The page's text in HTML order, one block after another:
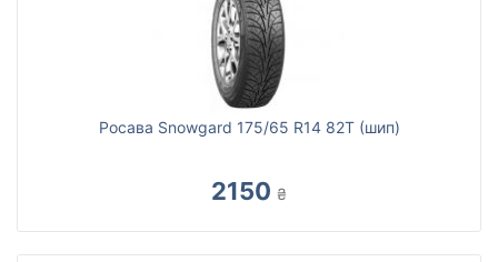
Росава Snowgard 175/65 R14 82T (шип)
2150 ₴